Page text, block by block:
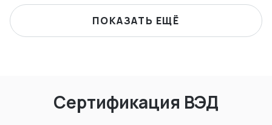
ПОКАЗАТЬ ЕЩЁ
Сертификация ВЭД